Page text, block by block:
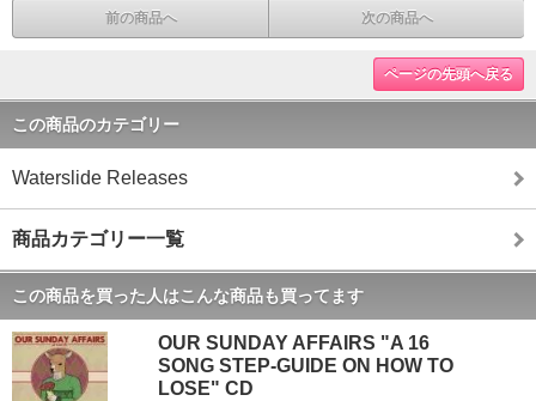
前の商品へ 次の商品へ
ページの先頭へ戻る
この商品のカテゴリー
Waterslide Releases
商品カテゴリー一覧
この商品を買った人はこんな商品も買ってます
OUR SUNDAY AFFAIRS "A 16
SONG STEP-GUIDE ON HOW TO
LOSE" CD